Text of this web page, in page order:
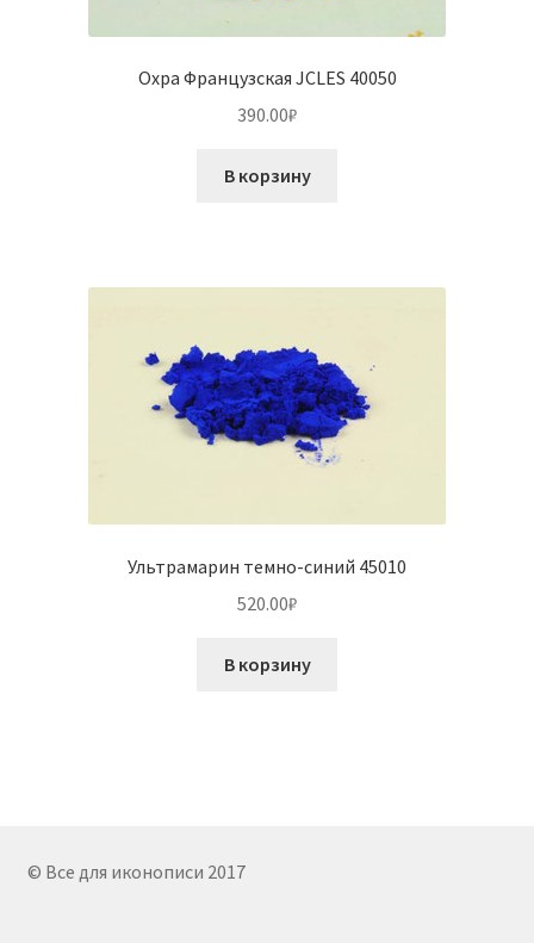
Охра Французская JCLES 40050
390.00₽
В корзину
Ультрамарин темно-синий 45010
520.00₽
В корзину
© Все для иконописи 2017